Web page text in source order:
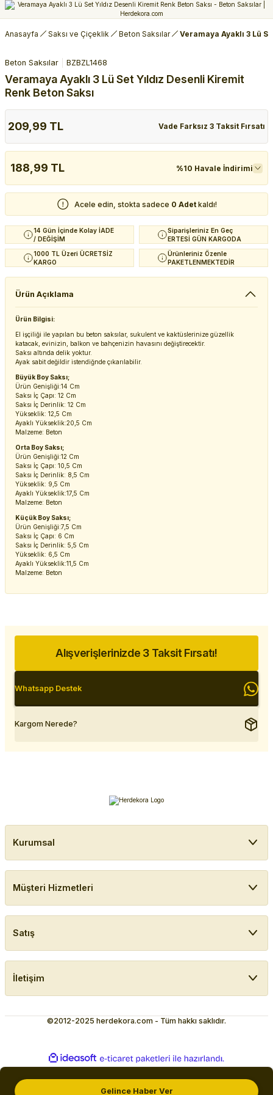
Anasayfa Saksı ve Çiçeklik Beton Saksılar Veramaya Ayaklı 3 Lü
Beton Saksılar BZBZL1468
Veramaya Ayaklı 3 Lü Set Yıldız Desenli Kiremit
Renk Beton Saksı
209,99 TL Vade Farksız 3 Taksit Fırsatı
188,99 TL %10 Havale İndirimi
Acele edin, stokta sadece 0 Adet kaldı!
14 Gün İçinde Kolay İADE
/ DEĞİŞİM
Siparişleriniz En Geç
ERTESİ GÜN KARGODA
1000 TL Üzeri ÜCRETSİZ
KARGO
Ürünleriniz Özenle
PAKETLENMEKTEDİR
Ürün Açıklama
Ürün Bilgisi:
El işçiliği ile yapılan bu beton saksılar, sukulent ve kaktüslerinize güzellik
katacak, evinizin, balkon ve bahçenizin havasını değiştirecektir.
Saksı altında delik yoktur.
Ayak sabit değildir istendiğnde çıkarılabilir.
Büyük Boy Saksı;
Ürün Genişliği:14 Cm
Saksı İç Çapı: 12 Cm
Saksı İç Derinlik: 12 Cm
Yükseklik: 12,5 Cm
Ayaklı Yükseklik:20,5 Cm
Malzeme: Beton
Orta Boy Saksı;
Ürün Genişliği:12 Cm
Saksı İç Çapı: 10,5 Cm
Saksı İç Derinlik: 8,5 Cm
Yükseklik: 9,5 Cm
Ayaklı Yükseklik:17,5 Cm
Malzeme: Beton
Küçük Boy Saksı;
Ürün Genişliği:7,5 Cm
Saksı İç Çapı: 6 Cm
Saksı İç Derinlik: 5,5 Cm
Yükseklik: 6,5 Cm
Ayaklı Yükseklik:11,5 Cm
Malzeme: Beton
Gelince Haber Ver
Alışverişlerinizde 3 Taksit Fırsatı!
Whatsapp Destek
Kargom Nerede?
Kurumsal
Müşteri Hizmetleri
Satış
İletişim
©2012-2025 herdekora.com - Tüm hakkı saklıdır.
ideasoft
e-
ticaret
hazırlandı.